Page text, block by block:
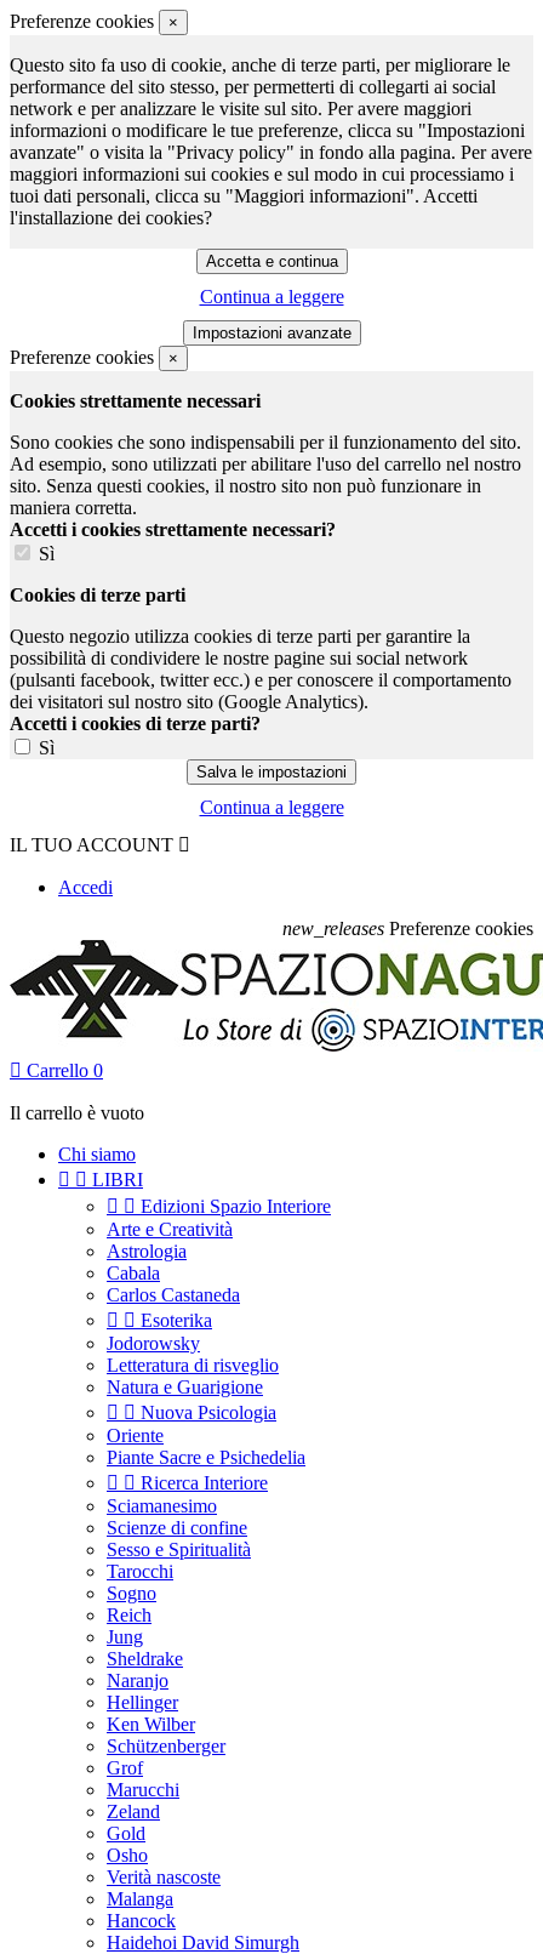
Preferenze cookies ×
Questo sito fa uso di cookie, anche di terze parti, per migliorare le
performance del sito stesso, per permetterti di collegarti ai social
network e per analizzare le visite sul sito. Per avere maggiori
informazioni o modificare le tue preferenze, clicca su "Impostazioni
avanzate" o visita la "Privacy policy" in fondo alla pagina. Per avere
maggiori informazioni sui cookies e sul modo in cui processiamo i
tuoi dati personali, clicca su "Maggiori informazioni". Accetti
l'installazione dei cookies?
Continua a leggere
Preferenze cookies ×
Cookies strettamente necessari
Sono cookies che sono indispensabili per il funzionamento del sito.
Ad esempio, sono utilizzati per abilitare l'uso del carrello nel nostro
sito. Senza questi cookies, il nostro sito non può funzionare in
maniera corretta.
Accetti i cookies strettamente necessari?
Sì
Cookies di terze parti
Questo negozio utilizza cookies di terze parti per garantire la
possibilità di condividere le nostre pagine sui social network
(pulsanti facebook, twitter ecc.) e per conoscere il comportamento
dei visitatori sul nostro sito (Google Analytics).
Accetti i cookies di terze parti?
Sì
Continua a leggere
IL TUO ACCOUNT 
Accedi
new_releases Preferenze cookies
 Carrello 0
Il carrello è vuoto
Chi siamo
  LIBRI
  Edizioni Spazio Interiore
Arte e Creatività
Astrologia
Cabala
Carlos Castaneda
  Esoterika
Jodorowsky
Letteratura di risveglio
Natura e Guarigione
  Nuova Psicologia
Oriente
Piante Sacre e Psichedelia
  Ricerca Interiore
Sciamanesimo
Scienze di confine
Sesso e Spiritualità
Tarocchi
Sogno
Reich
Jung
Sheldrake
Naranjo
Hellinger
Ken Wilber
Schützenberger
Grof
Marucchi
Zeland
Gold
Osho
Verità nascoste
Malanga
Hancock
Haidehoi David Simurgh